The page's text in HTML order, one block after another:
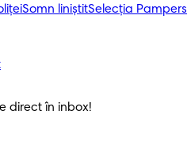
Somn liniștitSelecția Pampers
direct în inbox!